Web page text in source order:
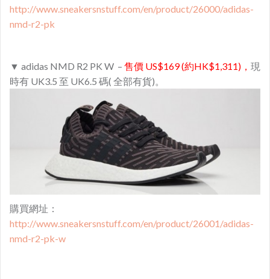
http://www.sneakersnstuff.com/en/product/26000/adidas-
nmd-r2-pk
▼ adidas NMD R2 PK W – 售價 US$169 (約HK$1,311)​， 現
時有 UK3.5 至 UK6.5 碼( 全部有貨)。
購買網址：
http://www.sneakersnstuff.com/en/product/26001/adidas-
nmd-r2-pk-w